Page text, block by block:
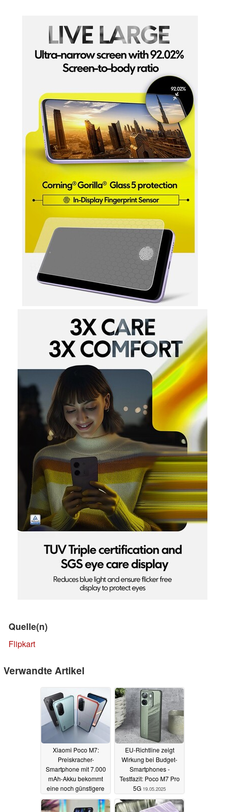
Quelle(n)
Flipkart
Verwandte Artikel
Xiaomi Poco M7:
Preiskracher-
Smartphone mit 7.000
mAh-Akku bekommt
eine noch günstigere
Version15.08.2025
EU-Richtline zeigt
Wirkung bei Budget-
Smartphones -
Testfazit: Poco M7 Pro
5G 19.05.2025